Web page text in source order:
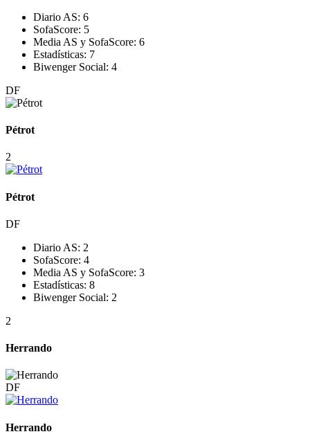
Diario AS: 6
SofaScore: 5
Media AS y SofaScore: 6
Estadísticas: 7
Biwenger Social: 4
DF
Pétrot
2
Pétrot
DF
Diario AS: 2
SofaScore: 4
Media AS y SofaScore: 3
Estadísticas: 8
Biwenger Social: 2
2
Herrando
DF
Herrando